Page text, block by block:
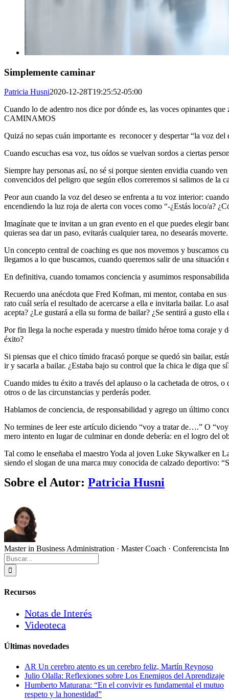
Simplemente caminar
Patricia Husni2020-12-28T19:25:52-05:00
Cuando lo de adentro nos dice por dónde es, las voces opinantes
CAMINAMOS
Quizá no sepas cuán importante es reconocer y despertar “la voz
Cuando escuchas esa voz, tus oídos se vuelvan sordos a ciertas
Siempre hay personas así, no sé si porque sienten envidia cuando
convencidos del peligro que según ellos correremos si salimos de la
Peor aun cuando la voz del deseo se enfrenta a tu voz interior:
encendiendo la luz roja de alerta con voces como “-¿Estás loco/a?
Imagínate que te invitan a un gran evento en el que puedes elegir
quieras sea dar un paso, evitarás cualquier tarea, no desearás moverte.
Un concepto central de coaching es que nos movemos y buscamos
llegamos a lo que buscamos, cuando queremos salir de una situación
En definitiva, cuando tomamos conciencia y asumimos
Recuerdo una anécdota que Fred Kofman, mi mentor, contaba en
rato cuál sería el resultado de acercarse a ella e invitarla bailar. Lo
acepta? ¿Le gustará a ella su forma de bailar? ¿Se sentirá a gusto
Por fin llega la noche esperada y nuestro tímido héroe toma coraje y
éxito?
Si piensas que el chico tímido fracasó porque se quedó sin bailar,
ir y sacarla a bailar. ¿Estaba bajo su control que la chica le diga que
Cuando mides tu éxito a través del aplauso o la cachetada de otros,
otros o de las circunstancias y perderás poder.
Hablamos de conciencia, de responsabilidad y agrego un último
No termines de leer este artículo diciendo “voy a tratar de….” O
mero intento en lugar de culminar en donde debería: en el logro del
Tal como le enseñaba el maestro Yoda al joven Luke Skywalker en
siendo el slogan de una marca muy conocida de calzado deportivo:
Sobre el Autor: Patricia Husni
Master in Business Administration · Master Coach · Conferencista
Buscar:
Recursos
Notas de Interés
Videoteca
Últimas novedades
AR Un cerebro atento es un cerebro feliz, Martín Reynoso
Julio Olalla: Reflexiones sobre Los Enemigos del Aprendizaje
Humberto Maturana: “En el convivir es fundamental el mutuo
respeto y la honestidad”